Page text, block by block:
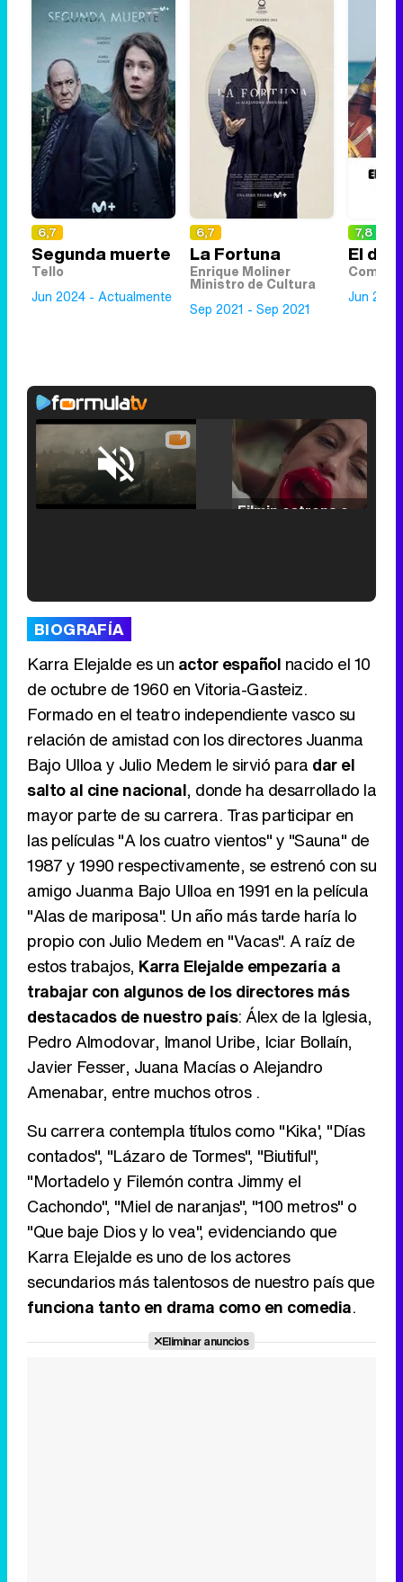
6,7
Segunda muerte
Tello
Jun 2024 - Actualmente
6,7
La Fortuna
Enrique Moliner
Ministro de Cultura
Sep 2021 - Sep 2021
7,8
El día
Jun
/
Loaded:
29.30%
Tráiler de '33 días', la nueva serie de Atresplayer con Julián Villagrán y José Manuel Poga
Tráiler en catalán de 'Ravalear', la nueva serie de HBO Max sobre los fondos buitre
Tráiler de la tercera temporada de 'The Walking Dead: Dead City' de AMC+
Canción ganadora de Eurovisión 2026: DARA con "Bangaranga" por Bulgaria
BIOGRAFÍA
Karra Elejalde es un actor español nacido el 10
de octubre de 1960 en Vitoria-Gasteiz.
Formado en el teatro independiente vasco su
relación de amistad con los directores Juanma
Bajo Ulloa y Julio Medem le sirvió para dar el
salto al cine nacional, donde ha desarrollado la
mayor parte de su carrera. Tras participar en
las películas "A los cuatro vientos" y "Sauna" de
1987 y 1990 respectivamente, se estrenó con su
amigo Juanma Bajo Ulloa en 1991 en la película
"Alas de mariposa". Un año más tarde haría lo
propio con Julio Medem en "Vacas". A raíz de
estos trabajos, Karra Elejalde empezaría a
trabajar con algunos de los directores más
destacados de nuestro país: Álex de la Iglesia,
Pedro Almodovar, Imanol Uribe, Iciar Bollaín,
Javier Fesser, Juana Macías o Alejandro
Amenabar, entre muchos otros .
Su carrera contempla títulos como "Kika', "Días
contados", "Lázaro de Tormes", "Biutiful",
"Mortadelo y Filemón contra Jimmy el
Cachondo", "Miel de naranjas", "100 metros" o
"Que baje Dios y lo vea", evidenciando que
Karra Elejalde es uno de los actores
secundarios más talentosos de nuestro país que
funciona tanto en drama como en comedia.
Eliminar anuncios